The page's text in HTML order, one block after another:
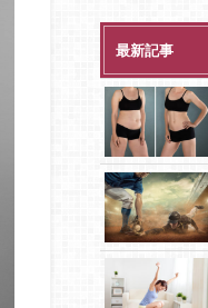
最新記事